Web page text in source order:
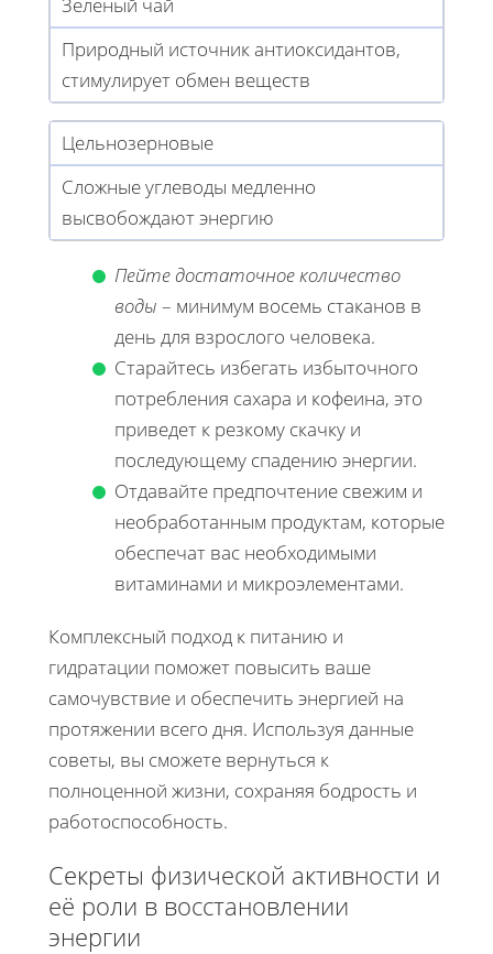
Природный источник антиоксидантов,
стимулирует обмен веществ
Цельнозерновые
Сложные углеводы медленно
высвобождают энергию
Пейте достаточное количество
воды – минимум восемь стаканов в
день для взрослого человека.
Старайтесь избегать избыточного
потребления сахара и кофеина, это
приведет к резкому скачку и
последующему спадению энергии.
Отдавайте предпочтение свежим и
необработанным продуктам, которые
обеспечат вас необходимыми
витаминами и микроэлементами.
Комплексный подход к питанию и
гидратации поможет повысить ваше
самочувствие и обеспечить энергией на
протяжении всего дня. Используя данные
советы, вы сможете вернуться к
полноценной жизни, сохраняя бодрость и
работоспособность.
Секреты физической активности и
её роли в восстановлении
энергии